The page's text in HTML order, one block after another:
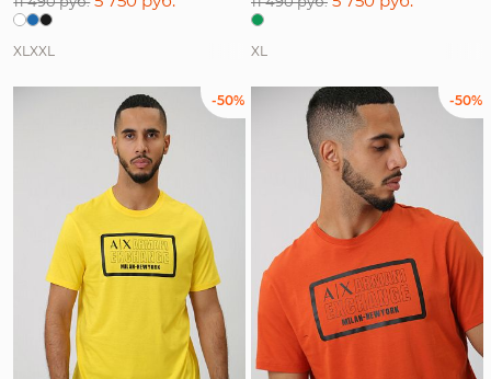
XLXXL XL
-50% -50%